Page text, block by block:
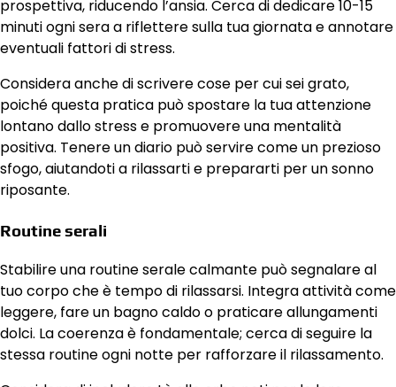
prospettiva, riducendo l’ansia. Cerca di dedicare 10-15
minuti ogni sera a riflettere sulla tua giornata e annotare
eventuali fattori di stress.
Considera anche di scrivere cose per cui sei grato,
poiché questa pratica può spostare la tua attenzione
lontano dallo stress e promuovere una mentalità
positiva. Tenere un diario può servire come un prezioso
sfogo, aiutandoti a rilassarti e prepararti per un sonno
riposante.
Routine serali
Stabilire una routine serale calmante può segnalare al
tuo corpo che è tempo di rilassarsi. Integra attività come
leggere, fare un bagno caldo o praticare allungamenti
dolci. La coerenza è fondamentale; cerca di seguire la
stessa routine ogni notte per rafforzare il rilassamento.